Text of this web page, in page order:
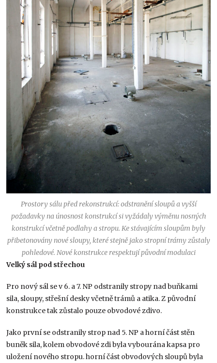
Prostory sálu před rekonstrukcí: odstranění sloupů a vyšší
požadavky na únosnost konstrukcí si vyžádaly výměnu nosných
konstrukcí včetně podlahy a stropu. Ke stávajícím sloupům byly
přibetonovány nové sloupy, které stejně jako stropní trámy zůstaly
pohledové. Nové konstrukce respektují původní modulaci
Velký sál pod střechou
Pro nový sál se v 6. a 7. NP odstranily stropy nad buňkami
sila, sloupy, střešní desky včetně trámů a atika. Z původní
konstrukce tak zůstalo pouze obvodové zdivo.
Jako první se odstranily strop nad 5. NP a horní část stěn
buněk sila, kolem obvodové zdi byla vybourána kapsa pro
uložení nového stropu. horní část obvodových sloupů byla